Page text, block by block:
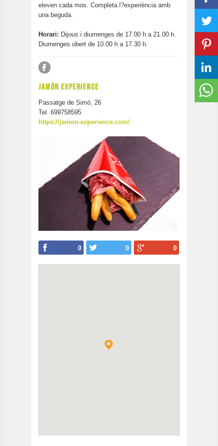
eleven cada mos. Completa l?experiència amb
una beguda.
Horari: Dijous i diumenges de 17.00 h a 21.00 h.
Diumenges obert de 10.00 h a 17.30 h.
JAMÓN EXPERIENCE
Passatge de Simó, 26
Tel. 699758595
https://jamon-experience.com/
0 0 0